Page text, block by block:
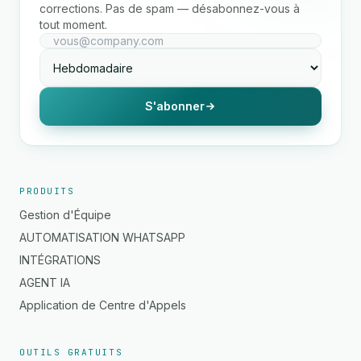
corrections. Pas de spam — désabonnez-vous à
tout moment.
S'abonner
PRODUITS
Gestion d'Équipe
AUTOMATISATION WHATSAPP
INTÉGRATIONS
AGENT IA
Application de Centre d'Appels
OUTILS GRATUITS